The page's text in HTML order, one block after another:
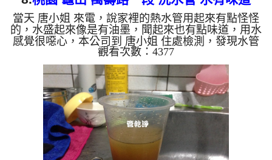
當天 唐小姐 來電，說家裡的熱水管用起來有點怪怪
的，水盛起來像是有油墨，聞起來也有點味道，用水
感覺很噁心，本公司到 唐小姐 住處檢測，發現水管
裡面有油墨及鐵鏽，所以水有味道是很正常的，本公
司架起 水管清洗機 ，開始 洗水管 ，流理臺噴出很髒
的黃水，連布都染黃了，如下圖及影片，唐小姐 看
到很想吐， 水管清洗 約兩小時後，出水也沒有異物
也不在有味道了， 唐小姐總算能正常使用了。 清洗
水管, 水管清洗, 洗水管, 熱水管堵塞, 熱水忽冷忽熱,
洗管路, 清管路 ...
觀看次數：4377